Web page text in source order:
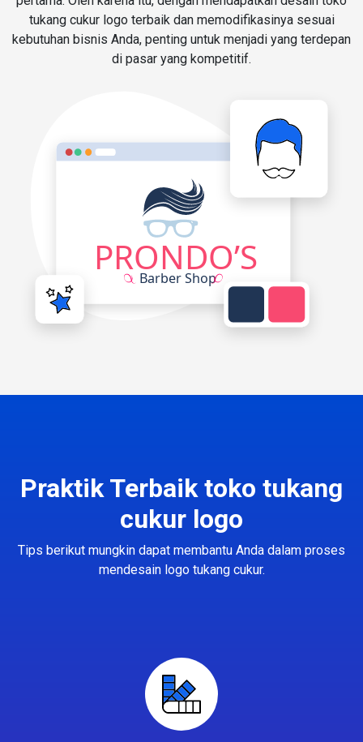
tukang cukur logo terbaik dan memodifikasinya sesuai
kebutuhan bisnis Anda, penting untuk menjadi yang terdepan
di pasar yang kompetitif.
Praktik Terbaik toko tukang
cukur logo
Tips berikut mungkin dapat membantu Anda dalam proses
mendesain logo tukang cukur.